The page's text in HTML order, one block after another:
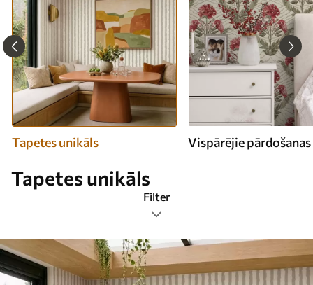
Tapetes unikāls Vispārējie
Tapetes unikāls
Filter
Tags
Populārākās